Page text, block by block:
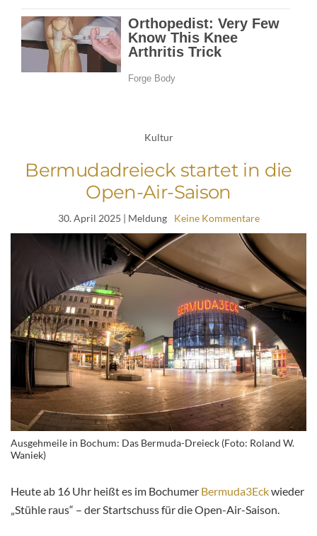
Kultur
Bermudadreieck startet in die
Open-Air-Saison
30. April 2025 | Meldung Keine Kommentare
Ausgehmeile in Bochum: Das Bermuda-Dreieck (Foto: Roland W.
Waniek)
Heute ab 16 Uhr heißt es im Bochumer Bermuda3Eckwieder
„Stühle raus“ – der Startschuss für die Open-Air-Saison.